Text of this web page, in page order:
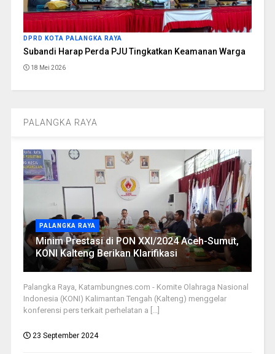
DPRD KOTA PALANGKA RAYA
Subandi Harap Perda PJU Tingkatkan Keamanan Warga
18 Mei 2026
PALANGKA RAYA
PALANGKA RAYA
Minim Prestasi di PON XXI/2024 Aceh-Sumut,
KONI Kalteng Berikan Klarifikasi
Palangka Raya, Katambungnes.com - Komite Olahraga Nasional
Indonesia (KONI) Kalimantan Tengah (Kalteng) menggelar
konferensi pers terkait perhelatan a [...]
23 September 2024